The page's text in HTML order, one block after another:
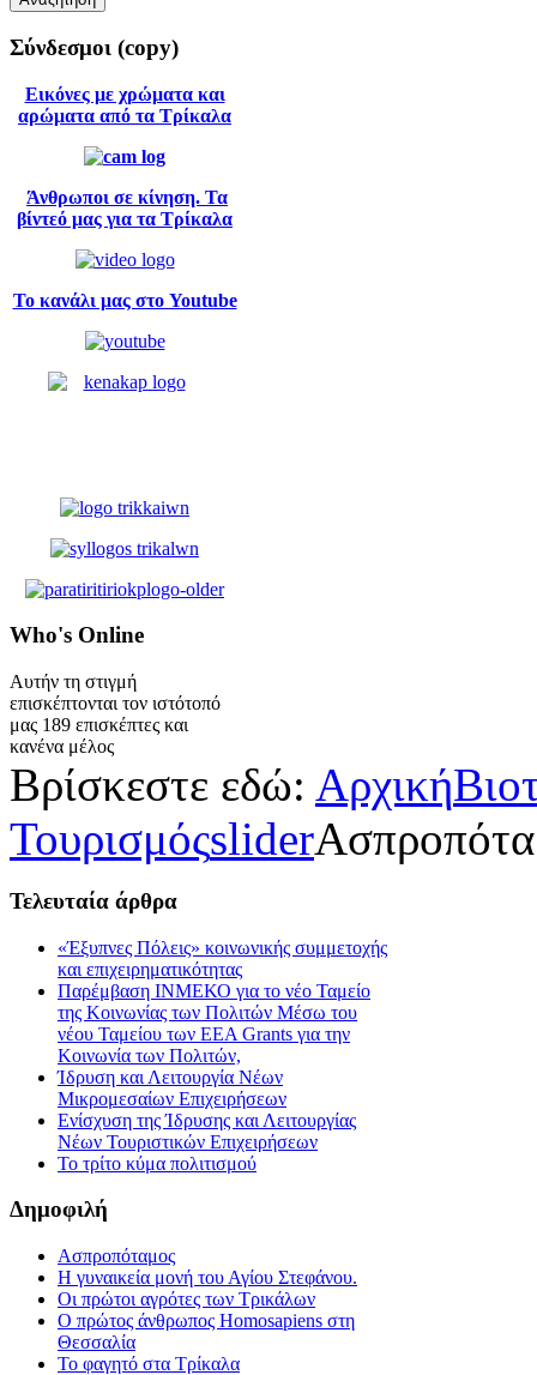
Σύνδεσμοι (copy)
Εικόνες με χρώματα και
αρώματα από τα Τρίκαλα
Άνθρωποι σε κίνηση. Τα
βίντεό μας για τα Τρίκαλα
Το κανάλι μας στο Youtube
Who's Online
Αυτήν τη στιγμή
επισκέπτονται τον ιστότοπό
μας 189 επισκέπτες και
κανένα μέλος
Βρίσκεστε εδώ: Αρχική
Τουρισμόςslider
Τελευταία άρθρα
«Έξυπνες Πόλεις» κοινωνικής συμμετοχής
και επιχειρηματικότητας
Παρέμβαση ΙΝΜΕΚΟ για το νέο Ταμείο
της Κοινωνίας των Πολιτών Μέσω του
νέου Ταμείου των ΕΕΑ Grants για την
Κοινωνία των Πολιτών,
Ίδρυση και Λειτουργία Νέων
Μικρομεσαίων Επιχειρήσεων
Ενίσχυση της Ίδρυσης και Λειτουργίας
Νέων Τουριστικών Επιχειρήσεων
Το τρίτο κύμα πολιτισμού
Δημοφιλή
Ασπροπόταμος
Η γυναικεία μονή του Αγίου Στεφάνου.
Οι πρώτοι αγρότες των Τρικάλων
Ο πρώτος άνθρωπος Homosapiens στη
Θεσσαλία
Το φαγητό στα Τρίκαλα